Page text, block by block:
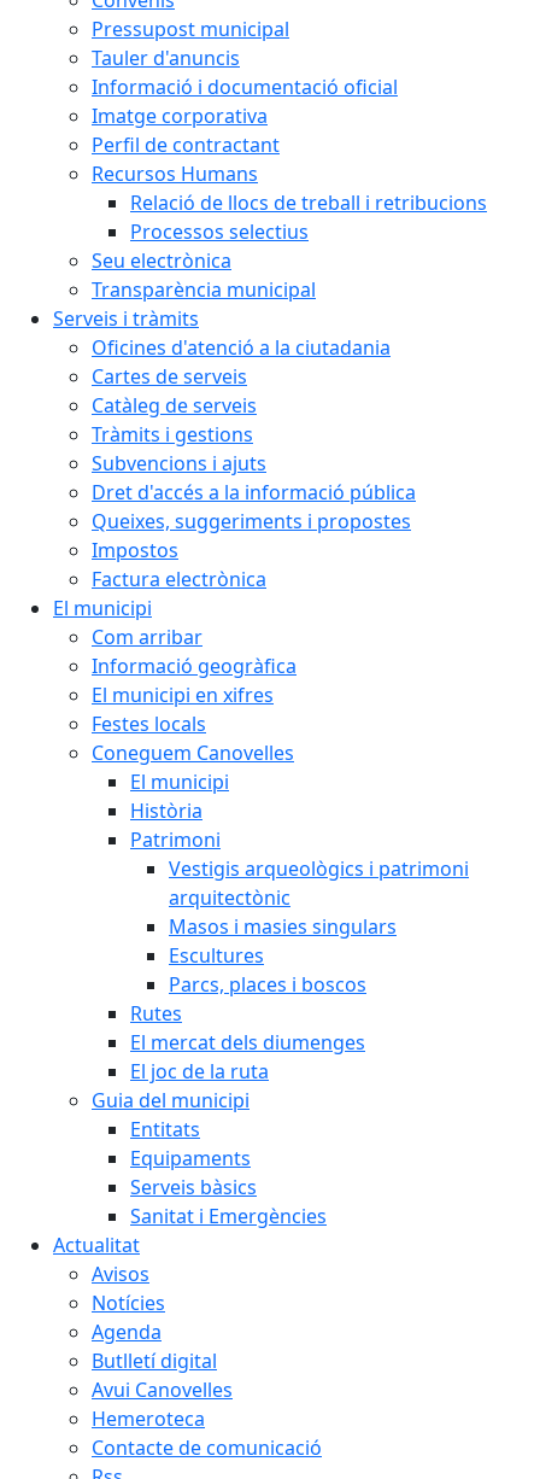
Pressupost municipal
Tauler d'anuncis
Informació i documentació oficial
Imatge corporativa
Perfil de contractant
Recursos Humans
Relació de llocs de treball i retribucions
Processos selectius
Seu electrònica
Transparència municipal
Serveis i tràmits
Oficines d'atenció a la ciutadania
Cartes de serveis
Catàleg de serveis
Tràmits i gestions
Subvencions i ajuts
Dret d'accés a la informació pública
Queixes, suggeriments i propostes
Impostos
Factura electrònica
El municipi
Com arribar
Informació geogràfica
El municipi en xifres
Festes locals
Coneguem Canovelles
El municipi
Història
Patrimoni
Vestigis arqueològics i patrimoni
arquitectònic
Masos i masies singulars
Escultures
Parcs, places i boscos
Rutes
El mercat dels diumenges
El joc de la ruta
Guia del municipi
Entitats
Equipaments
Serveis bàsics
Sanitat i Emergències
Actualitat
Avisos
Notícies
Agenda
Butlletí digital
Avui Canovelles
Hemeroteca
Contacte de comunicació